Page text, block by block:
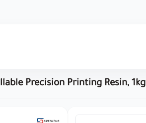
Precision Printing Resin, 1kg